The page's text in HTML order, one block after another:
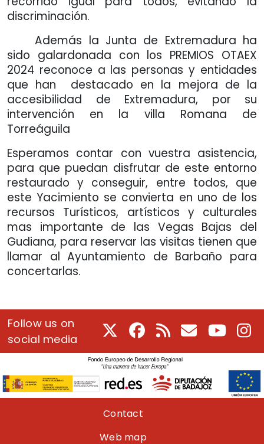
discriminación.
Además la Junta de Extremadura ha
sido galardonada con los PREMIOS OTAEX
2024 reconoce a las personas y entidades
que han destacado en la mejora de la
accesibilidad de Extremadura, por su
intervención en la villa Romana de
Torreáguila
Esperamos contar con vuestra asistencia,
para que puedan disfrutar de este entorno
restaurado y conseguir, entre todos, que
este Yacimiento se convierta en uno de los
recursos Turísticos, artísticos y culturales
mas importante de las Vegas Bajas del
Gudiana, para reservar las visitas tienen que
llamar al Ayuntamiento de Barbaño para
concertarlas.
Follow us on
social media
Facebook
RSS E-Mail Youtube
Pie de páginaContact
Web map